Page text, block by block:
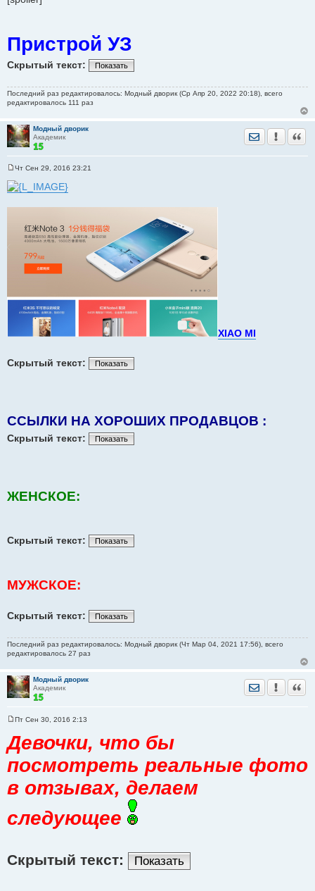
Пристрой УЗ
Скрытый текст: Показать
Последний раз редактировалось: Модный дворик (Ср Апр 20, 2022 20:18), всего
редактировалось 111 раз
Модный дворик
Академик
Отправить
о
о
щ
Чт Сен 29, 2016 23:21
XIAO MI
Скрытый текст: Показать
ССЫЛКИ НА ХОРОШИХ ПРОДАВЦОВ :
Скрытый текст: Показать
ЖЕНСКОЕ:
Скрытый текст: Показать
МУЖСКОЕ:
Скрытый текст: Показать
Последний раз редактировалось: Модный дворик (Чт Мар 04, 2021 17:56), всего
редактировалось 27 раз
Модный дворик
Академик
Отправить
о
б
е
и
е
Пт Сен 30, 2016 2:13
Девочки, что бы
посмотреть реальные фото
в отзывах, делаем
следующее
Скрытый текст: Показать